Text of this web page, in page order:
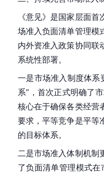
《意见》是国家层面
场准入负面清单管理模
内外资准入政策协同联
系统性部署。
一是市场准入制度体系
系”，首次正式明确了
核心在于确保各类经营
要求，平等竞争是平等
的目标体系。
二是市场准入体制机制
了负面清单管理模式